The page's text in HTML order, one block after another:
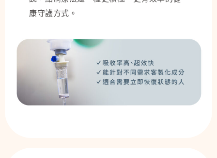
康守護方式。